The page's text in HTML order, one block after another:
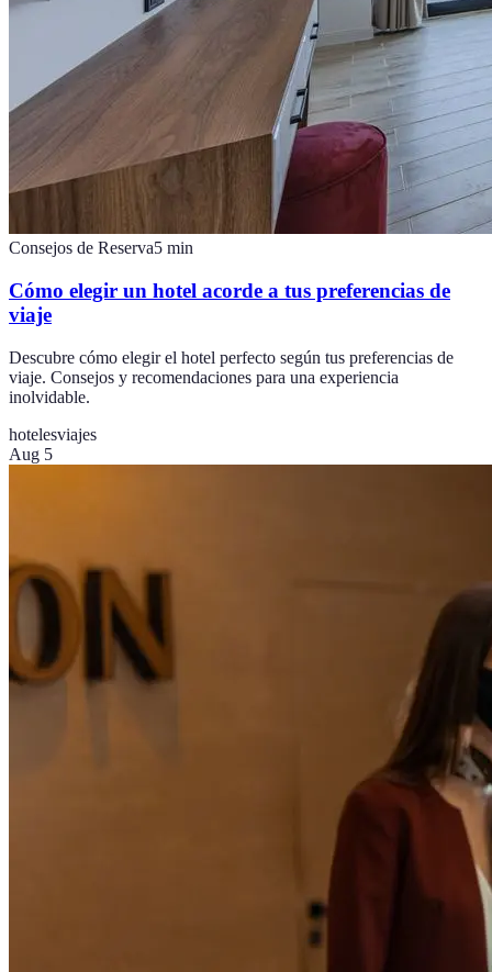
Consejos de Reserva5 min
Cómo elegir un hotel acorde a tus preferencias de
viaje
Descubre cómo elegir el hotel perfecto según tus preferencias de
viaje. Consejos y recomendaciones para una experiencia
inolvidable.
hotelesviajes
Aug 5